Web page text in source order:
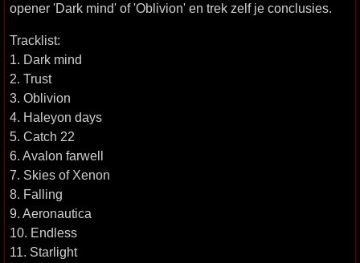
opener 'Dark mind' of 'Oblivion' en trek zelf je conclusies.
Tracklist:
1. Dark mind
2. Trust
3. Oblivion
4. Haleyon days
5. Catch 22
6. Avalon farwell
7. Skies of Xenon
8. Falling
9. Aeronautica
10. Endless
11. Starlight